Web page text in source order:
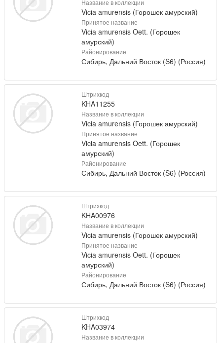
Название в коллекции
Vicia amurensis (Горошек амурский)
Принятое название
Vicia amurensis Oett. (Горошек
амурский)
Районирование
Сибирь, Дальний Восток (S6) (Россия)
Штрихкод
KHA11255
Название в коллекции
Vicia amurensis (Горошек амурский)
Принятое название
Vicia amurensis Oett. (Горошек
амурский)
Районирование
Сибирь, Дальний Восток (S6) (Россия)
Штрихкод
KHA00976
Название в коллекции
Vicia amurensis (Горошек амурский)
Принятое название
Vicia amurensis Oett. (Горошек
амурский)
Районирование
Сибирь, Дальний Восток (S6) (Россия)
Штрихкод
KHA03974
Название в коллекции